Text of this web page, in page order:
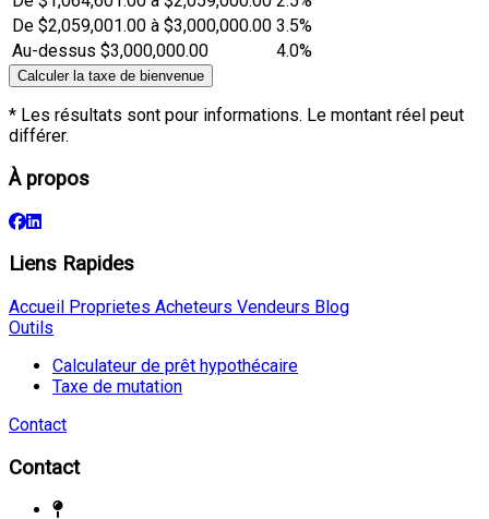
De $2,059,001.00 à $3,000,000.00 3.5%
Au-dessus $3,000,000.00
4.0%
Calculer la taxe de bienvenue
* Les résultats sont pour informations. Le montant réel peut
différer.
À propos
Liens Rapides
Accueil Proprietes Acheteurs Vendeurs Blog
Outils
Calculateur de prêt hypothécaire
Taxe de mutation
Contact
Contact